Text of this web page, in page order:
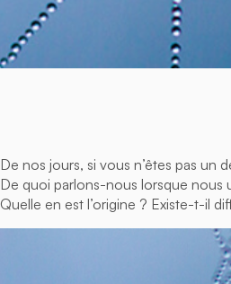
De nos jours, si vous n’êtes pas un
De quoi parlons-nous lorsque nous
Quelle en est l’origine ? Existe-t-il